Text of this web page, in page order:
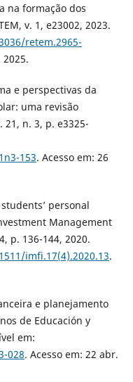
na formação dos
v. 1, e23002, 2023.
retem.2965-
2025.
e perspectivas da
uma revisão
21, n. 3, p. e3325-
153. Acesso em: 26
personal
Management
p. 136-144, 2020.
imfi.17(4).2020.13.
e planejamento
de Educación y
em:
028. Acesso em: 22 abr.